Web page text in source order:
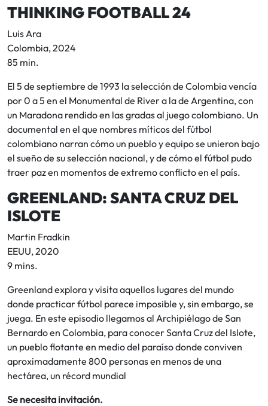
THINKING FOOTBALL 24
Luis Ara
Colombia, 2024
85 min.
El 5 de septiembre de 1993 la selección de Colombia vencía
por 0 a 5 en el Monumental de River a la de Argentina, con
un Maradona rendido en las gradas al juego colombiano. Un
documental en el que nombres míticos del fútbol
colombiano narran cómo un pueblo y equipo se unieron bajo
el sueño de su selección nacional, y de cómo el fútbol pudo
traer paz en momentos de extremo conflicto en el país.
GREENLAND: SANTA CRUZ DEL
ISLOTE
Martin Fradkin
EEUU, 2020
9 mins.
Greenland explora y visita aquellos lugares del mundo
donde practicar fútbol parece imposible y, sin embargo, se
juega. En este episodio llegamos al Archipiélago de San
Bernardo en Colombia, para conocer Santa Cruz del Islote,
un pueblo flotante en medio del paraíso donde conviven
aproximadamente 800 personas en menos de una
hectárea, un récord mundial
Se necesita invitación.